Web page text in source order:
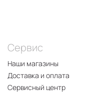
Сервис
Наши магазины
Доставка и оплата
Сервисный центр